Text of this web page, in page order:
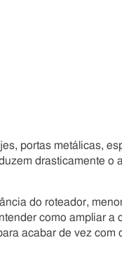
portas metálicas,
drasticamente o
do roteador,
como ampliar a
acabar de vez com